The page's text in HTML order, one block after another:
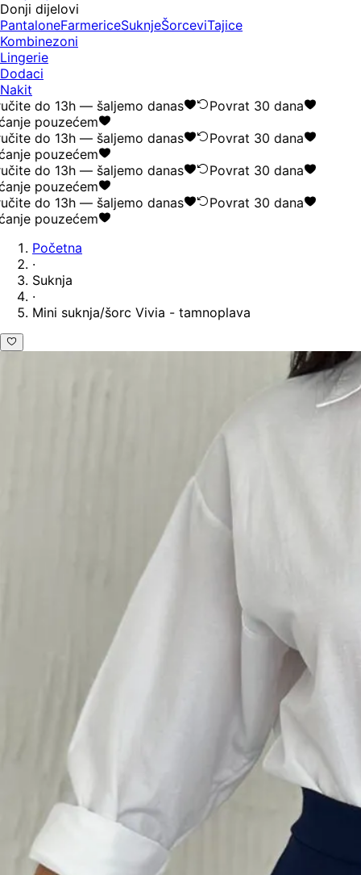
Donji dijelovi
PantaloneFarmericeSuknjeŠorceviTajice
Kombinezoni
Lingerie
Dodaci
Nakit
do 13h — šaljemo danas
Povrat 30 dana
pouzećem
do 13h — šaljemo danas
Povrat 30 dana
pouzećem
do 13h — šaljemo danas
Povrat 30 dana
pouzećem
do 13h — šaljemo danas
Povrat 30 dana
pouzećem
Početna
·
Suknja
·
Mini suknja/šorc Vivia - tamnoplava